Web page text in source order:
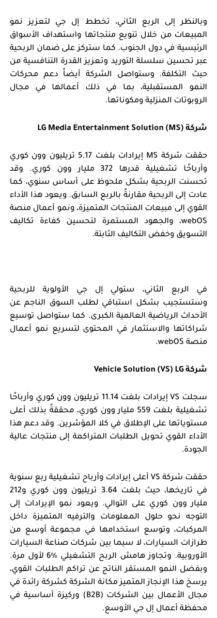
وبالنظر إلى الربع الثاني، تخطط إل جي لتعزيز نمو
المبيعات من خلال تنويع منتجاتها واستهداف الأسواق
الرئيسية في دول الجنوب. كما ستركز على ضمان الربحية
عبر تحسين سلسلة التوريد وتعزيز القدرة التنافسية من
حيث التكلفة. وستواصل الشركة أيضاً دعم محركات
النمو المستقبلية، بما في ذلك أعمالها في مجال
الروبوتات المنزلية ومكوناتها.
شركة LG Media Entertainment Solution (MS)
حققت شركة MS
إيرادات بلغت 5.17 تريليون وون كوري
وأرباحًا تشغيلية قدرها 372 مليار وون كوري. وقد
تحسنت الربحية بشكل ملحوظ على أساس سنوي، كما
عادت إلى الربحية مقارنةً بالربع السابق. ويعود هذا الأداء
القوي إلى مبيعات المنتجات المتميزة، ونمو أعمال منصة
webOS، والجهود المستمرة لتحسين كفاءة تكاليف
التسويق وخفض التكاليف الثابتة.
في الربع الثاني، ستولي إل جي الأولوية للربحية
وستستجيب بشكل استباقي لطلب السوق الناجم عن
الأحداث الرياضية العالمية الكبرى. كما ستواصل توسيع
شراكاتها والاستثمار في المحتوى لتسريع نمو أعمال
منصة webOS
.
شركة LG
Vehicle Solution (VS)
سجلت VS
إيرادات بلغت 11.14 تريليون وون كوري وأرباحًا
تشغيلية بلغت 559 مليار وون كوري، محققةً بذلك أعلى
مستوياتها على الإطلاق في كلا المؤشرين. وقد دعم هذا
الأداء القوي تحويل الطلبات المتراكمة إلى منتجات عالية
الجودة.
حققت شركة VS أعلى إيرادات وأرباح تشغيلية ربع سنوية
في تاريخها، حيث بلغت 3.64 تريليون وون كوري و212
مليار وون كوري على التوالي. ويعود نمو الإيرادات إلى
التوجه نحو حلول المعلومات والترفيه المتميزة داخل
المركبات، وتوسع استخدامها في مجموعة أوسع من
طرازات السيارات، لا سيما بين شركات صناعة السيارات
الأوروبية. وتجاوز هامش الربح التشغيلي
%6 لأول مرة.
وبفضل النمو المستقر الناتج عن تراكم الطلبات القوي،
يرسخ هذا الإنجاز المتميز مكانة الشركة كشركة رائدة في
مجال الأعمال بين الشركات (B2B) وركيزة أساسية في
محفظة أعمال إل جي الأوسع.